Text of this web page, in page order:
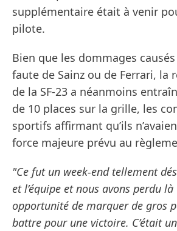
supplémentaire était à venir
pilote.
Bien que les dommages
faute de Sainz ou de Ferrari, la
de la SF-23 a néanmoins
de 10 places sur la grille, les
sportifs affirmant qu’ils
force majeure prévu au
"Ce fut un week-end tellement
et l’équipe et nous avons perdu
opportunité de marquer de gros
battre pour une victoire. C’était